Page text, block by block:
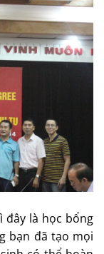
đây là học bổng
bạn đã tạo mọi